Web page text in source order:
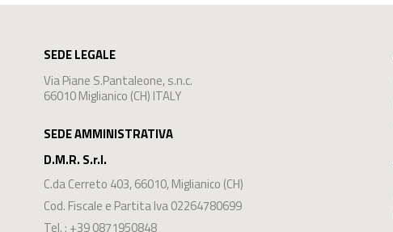
SEDE LEGALE
Via Piane S.Pantaleone, s.n.c.
66010 Miglianico (CH) ITALY
SEDE AMMINISTRATIVA
D.M.R. S.r.l.
C.da Cerreto 403,66010,Miglianico (CH)
Cod. Fiscale e Partita Iva 02264780699
Tel. : +39 0871950848